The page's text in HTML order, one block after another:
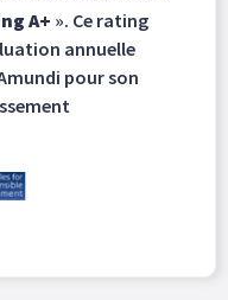
A+ ». Ce rating
annuelle
pour son